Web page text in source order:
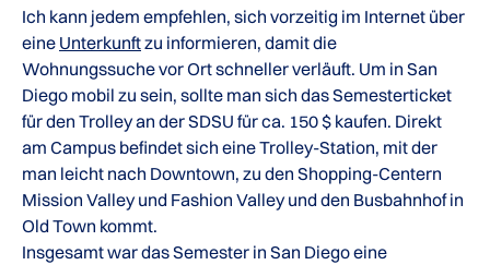
Ich kann jedem empfehlen, sich vorzeitig im Internet über
eine Unterkunftzu informieren, damit die
Wohnungssuche vor Ort schneller verläuft. Um in San
Diego mobil zu sein, sollte man sich das Semesterticket
für den Trolley an der SDSU für ca. 150 $ kaufen. Direkt
am Campus befindet sich eine Trolley-Station, mit der
man leicht nach Downtown, zu den Shopping-Centern
Mission Valley und Fashion Valley und den Busbahnhof in
Old Town kommt.
Insgesamt war das Semester in San Diego eine